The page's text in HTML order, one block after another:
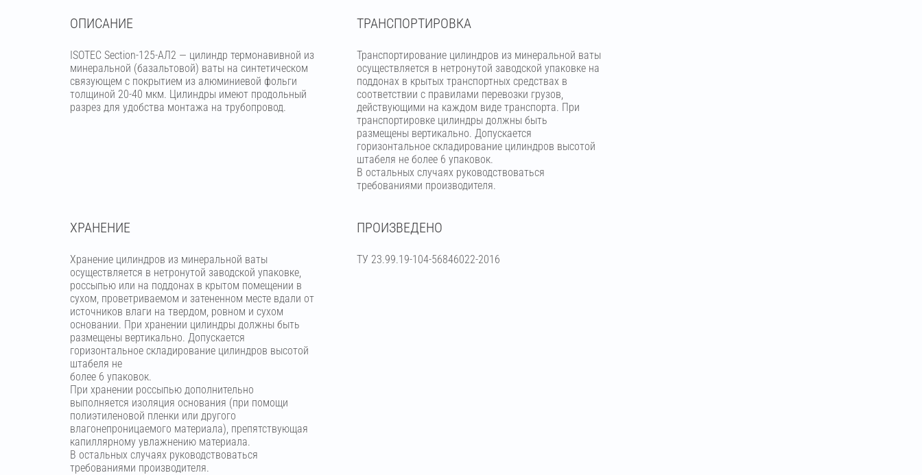
OПИСАНИЕ
ISOTEC Section-125-АЛ2 — цилиндр термонавивной из
минеральной (базальтовой) ваты на синтетическом
связующем с покрытием из алюминиевой фольги
толщиной 20-40 мкм. Цилиндры имеют продольный
разрез для удобства монтажа на трубопровод.
ТРАНСПОРТИРОВКА
Транспортирование цилиндров из минеральной ваты
осуществляется в нетронутой заводской упаковке на
поддонах в крытых транспортных средствах в
соответствии с правилами перевозки грузов,
действующими на каждом виде транспорта. При
транспортировке цилиндры должны быть
размещены вертикально. Допускается
горизонтальное складирование цилиндров высотой
штабеля не более 6 упаковок.
В остальных случаях руководствоваться
требованиями производителя.
ХРАНЕНИЕ
Хранение цилиндров из минеральной ваты
осуществляется в нетронутой заводской упаковке,
россыпью или на поддонах в крытом помещении в
сухом, проветриваемом и затененном месте вдали от
источников влаги на твердом, ровном и сухом
основании. При хранении цилиндры должны быть
размещены вертикально. Допускается
горизонтальное складирование цилиндров высотой
штабеля не
более 6 упаковок.
При хранении россыпью дополнительно
выполняется изоляция основания (при помощи
полиэтиленовой пленки или другого
влагонепроницаемого материала), препятствующая
капиллярному увлажнению материала.
В остальных случаях руководствоваться
требованиями производителя.
ПРОИЗВЕДЕНО
ТУ 23.99.19-104-56846022-2016